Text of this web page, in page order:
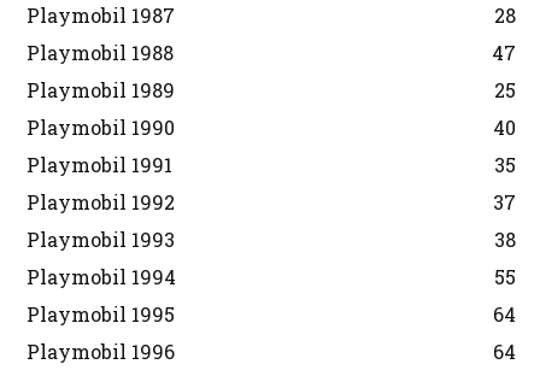
Playmobil 1987
28
Playmobil 1988
47
Playmobil 1989
25
Playmobil 1990
40
Playmobil 1991
35
Playmobil 1992
37
Playmobil 1993
38
Playmobil 1994
55
Playmobil 1995
64
Playmobil 1996
64